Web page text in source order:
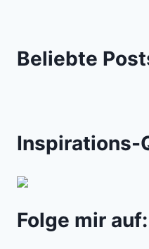
Beliebte
Inspirations-
Folge mir auf: